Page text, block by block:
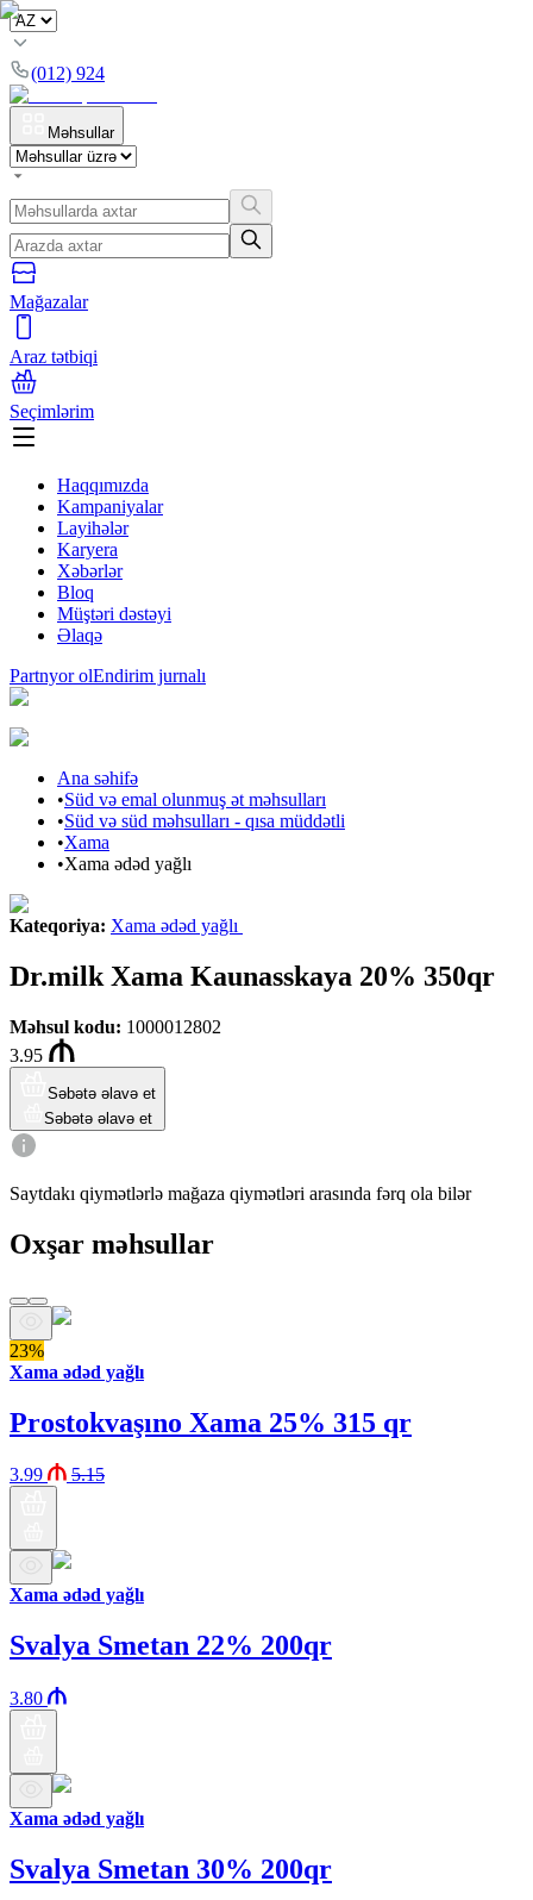
(012) 924
Məhsullar
Mağazalar
Araz tətbiqi
Seçimlərim
Haqqımızda
Kampaniyalar
Layihələr
Karyera
Xəbərlər
Bloq
Müştəri dəstəyi
Əlaqə
Partnyor olEndirim jurnalı
Ana səhifə
•Süd və emal olunmuş ət məhsulları
•Süd və süd məhsulları - qısa müddətli
•Xama
•Xama ədəd yağlı
Kateqoriya: Xama ədəd yağlı
Dr.milk Xama Kaunasskaya 20% 350qr
Məhsul kodu: 1000012802
3.95
Səbətə əlavə et
Səbətə əlavə et
Saytdakı qiymətlərlə mağaza qiymətləri arasında fərq ola bilər
Oxşar məhsullar
23%
Xama ədəd yağlı
Prostokvaşıno Xama 25% 315 qr
3.99 5.15
Xama ədəd yağlı
Svalya Smetan 22% 200qr
3.80
Xama ədəd yağlı
Svalya Smetan 30% 200qr